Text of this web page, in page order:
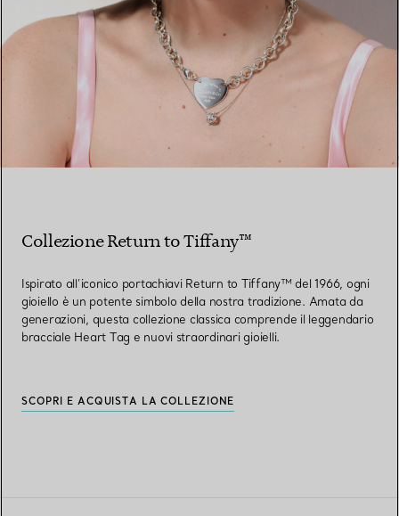
Collezione Return to Tiffany™
Ispirato all’iconico portachiavi Return to Tiffany™ del 1966, ogni
gioiello è un potente simbolo della nostra tradizione. Amata da
generazioni, questa collezione classica comprende il leggendario
bracciale Heart Tag e nuovi straordinari gioielli.
SCOPRI E ACQUISTA LA COLLEZIONE